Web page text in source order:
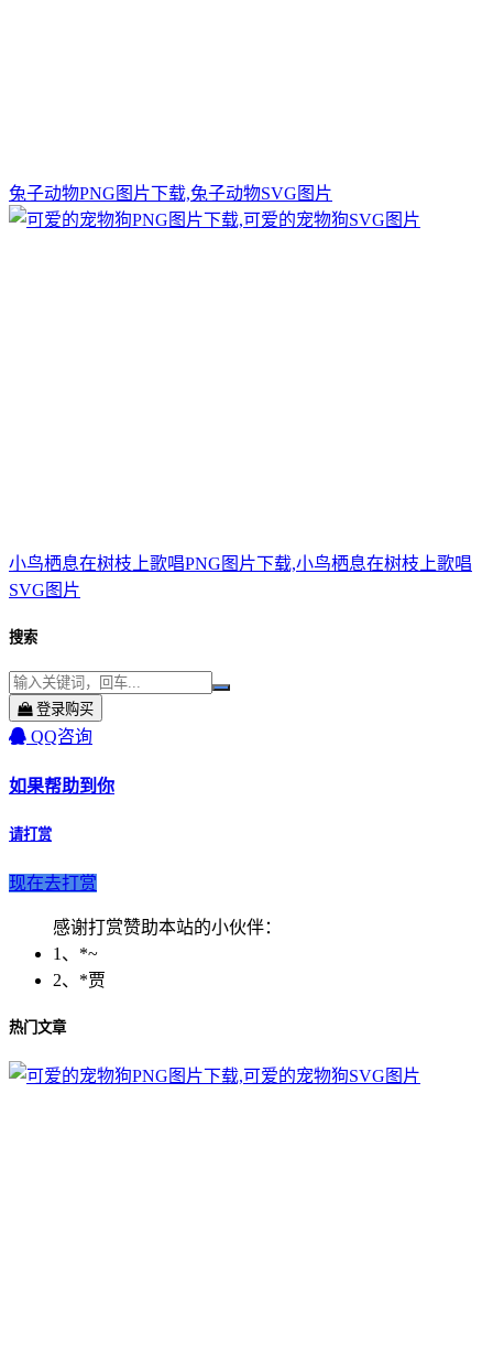
兔子动物PNG图片下载,兔子动物SVG图片
小鸟栖息在树枝上歌唱PNG图片下载,小鸟栖息在树枝上歌唱
SVG图片
搜索
登录购买
QQ咨询
如果帮助到你
请打赏
现在去打赏
感谢打赏赞助本站的小伙伴：
1、*~
2、*贾
热门文章